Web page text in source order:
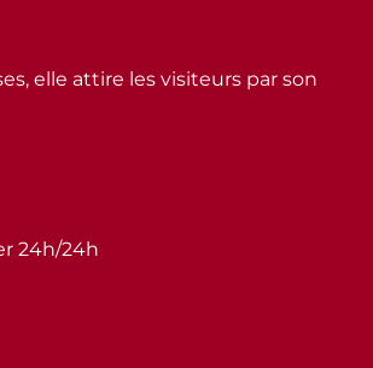
24h/24h
elle attire les visiteurs par son